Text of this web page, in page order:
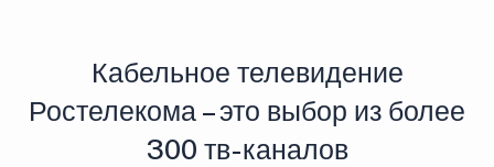
Кабельное телевидение
Ростелекома – это выбор из более
300 тв-каналов